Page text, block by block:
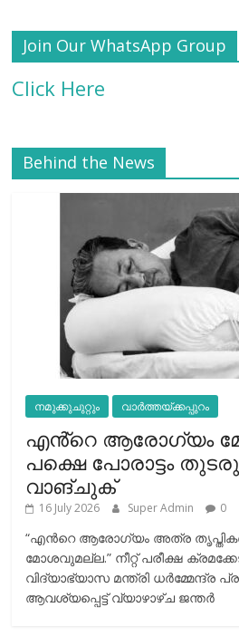
Join Our WhatsApp Group
Click Here
Behind the News
നമുക്കുചുറ്റും വാർത്തയ്ക്കപ്പുറം
എൻ്റെ ആരോഗ്യം
പക്ഷെ പോരാട്ടം
വാങ്ചുക്
16 July 2026 Super Admin 0
“എന്‍റെ ആരോഗ്യം അത്ര
മോശവുമല്ല.” നീറ്റ് പരീക്ഷ
വിദ്യാഭ്യാസ മന്ത്രി ധർമ്മേന്ദ്ര
ആവശ്യപ്പെട്ട് വ്യാഴാഴ്ച ജന്തർ